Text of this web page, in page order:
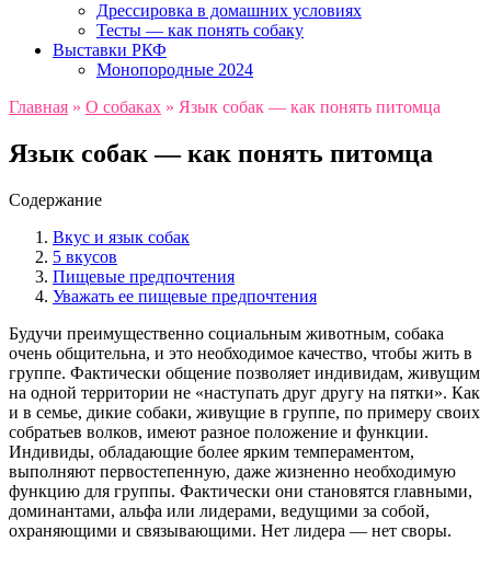
Дрессировка в домашних условиях
Тесты — как понять собаку
Выставки РКФ
Монопородные 2024
Главная » О собаках » Язык собак — как понять питомца
Язык собак — как понять питомца
Содержание
Вкус и язык собак
5 вкусов
Пищевые предпочтения
Уважать ее пищевые предпочтения
Будучи преимущественно социальным животным, собака
очень общительна, и это необходимое качество, чтобы жить в
группе. Фактически общение позволяет индивидам, живущим
на одной территории не «наступать друг другу на пятки». Как
и в семье, дикие собаки, живущие в группе, по примеру своих
собратьев волков, имеют разное положение и функции.
Индивиды, обладающие более ярким темпераментом,
выполняют первостепенную, даже жизненно необходимую
функцию для группы. Фактически они становятся главными,
доминантами, альфа или лидерами, ведущими за собой,
охраняющими и связывающими. Нет лидера — нет своры.